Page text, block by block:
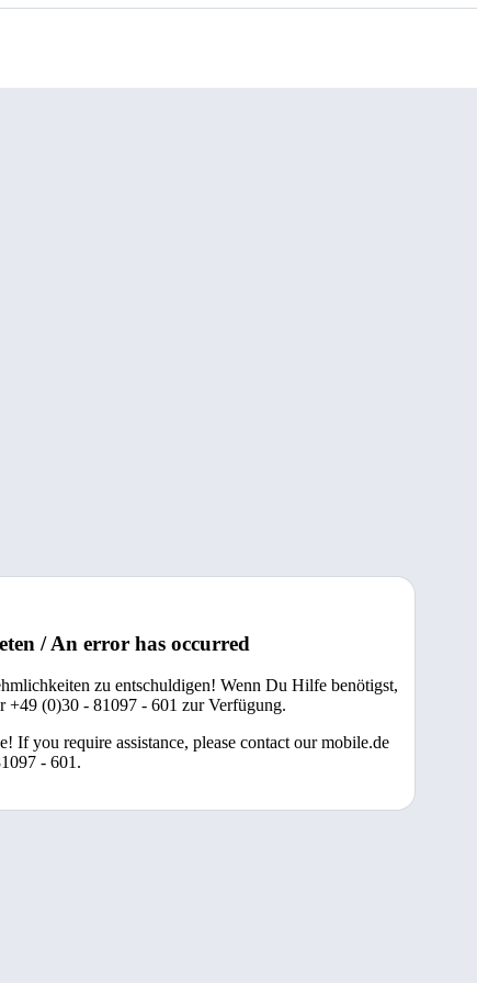
/ An error has occurred
zu entschuldigen! Wenn Du Hilfe benötigst,
+49 (0)30 - 81097 - 601 zur Verfügung.
If you require assistance, please contact our mobile.de
- 601.